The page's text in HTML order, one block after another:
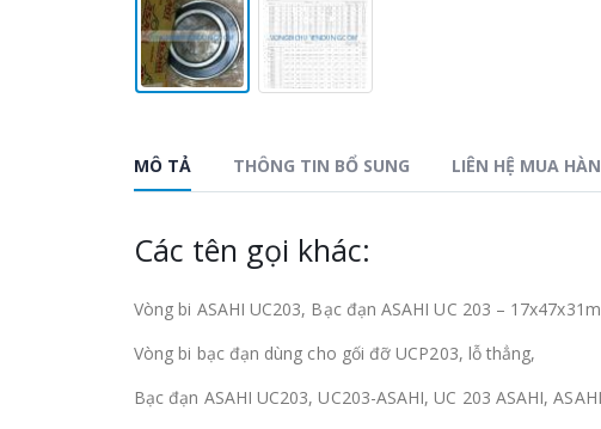
MÔ TẢ THÔNG TIN BỔ SUNG LIÊN HỆ MUA
Các tên gọi khác:
Vòng bi ASAHI UC203, Bạc đạn ASAHI UC 203 –
Vòng bi bạc đạn dùng cho gối đỡ UCP203, lỗ thẳng,
Bạc đạn ASAHI UC203, UC203-ASAHI, UC 203 ASAHI,